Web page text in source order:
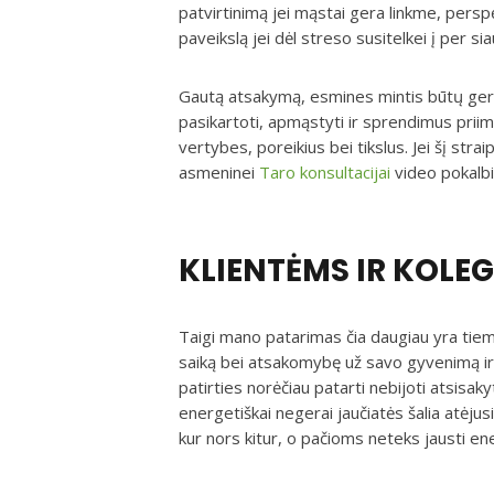
patvirtinimą jei mąstai gera linkme,
paveikslą jei dėl streso susitelkei į per
Gautą atsakymą, esmines mintis būtų
pasikartoti, apmąstyti ir sprendimus
vertybes, poreikius bei tikslus. Jei šį
asmeninei Taro konsultacijai video
KLIENTĖMS IR
Taigi mano patarimas čia daugiau yra
saiką bei atsakomybę už savo gyvenimą
patirties norėčiau patarti nebijoti
energetiškai negerai jaučiatės šalia
kur nors kitur, o pačioms neteks jausti